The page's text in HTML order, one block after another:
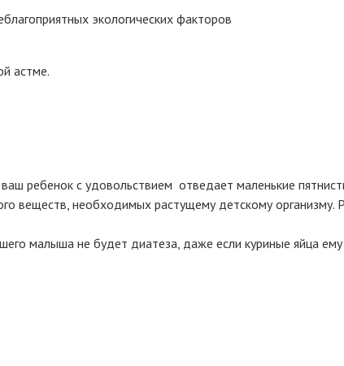
экологических факторов
астме.
ребенок с удовольствием отведает маленькие
веществ, необходимых растущему детскому организму.
малыша не будет диатеза, даже если куриные яйца